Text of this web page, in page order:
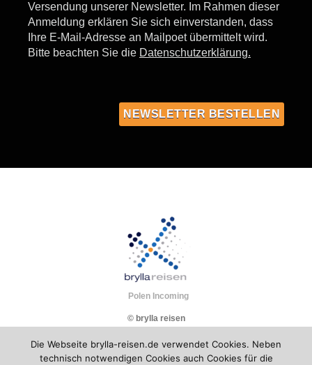
Versendung unserer Newsletter. Im Rahmen dieser
Anmeldung erklären Sie sich einverstanden, dass
Ihre E-Mail-Adresse an Mailpoet übermittelt wird.
Bitte beachten Sie die Datenschutzerklärung.
Polen Incoming
© brylla reisen
Die Webseite brylla-reisen.de verwendet Cookies. Neben
technisch notwendigen Cookies auch Cookies für die